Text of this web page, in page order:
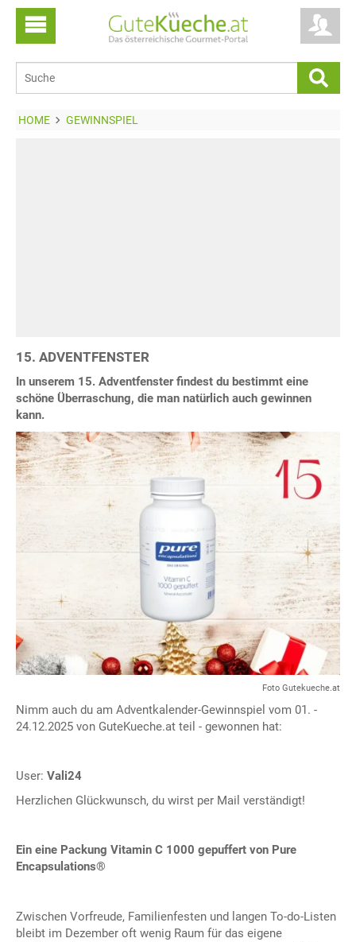
HOME GEWINNSPIEL
15. ADVENTFENSTER
In unserem 15. Adventfenster findest du bestimmt eine
schöne Überraschung, die man natürlich auch gewinnen
kann.
Foto Gutekueche.at
Nimm auch du am Adventkalender-Gewinnspiel vom 01. -
24.12.2025 von GuteKueche.at teil - gewonnen hat:
User: Vali24
Herzlichen Glückwunsch, du wirst per Mail verständigt!
Ein eine Packung Vitamin C 1000 gepuffert von Pure
Encapsulations®
Zwischen Vorfreude, Familienfesten und langen To-do-Listen
bleibt im Dezember oft wenig Raum für das eigene